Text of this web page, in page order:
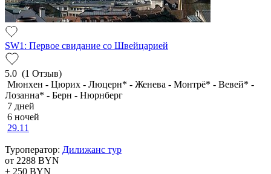
SW1: Первое свидание со Швейцарией
5.0 (1 Отзыв)
Мюнхен - Цюрих - Люцерн* - Женева - Монтрё* - Вевей* -
Лозанна* - Берн - Нюрнберг
7 дней
6 ночей
29.11
Туроператор: Дилижанс тур
от 2288 BYN
+ 250 BYN